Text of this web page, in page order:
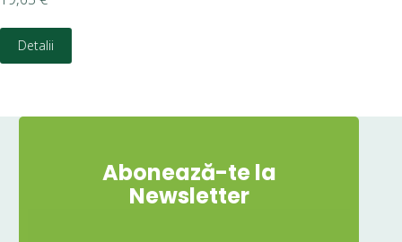
Detalii
Abonează-te la
Newsletter